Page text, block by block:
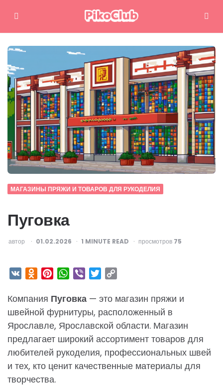
Меню Поиск
МАГАЗИНЫ ПРЯЖИ И ТОВАРОВ ДЛЯ РУКОДЕЛИЯ
Пуговка
ОПУБЛИКОВАНО
автор 01.02.2026 1 MINUTE READ просмотров 75
VK Odnoklassniki
PinterestWhatsApp
Viber Twitter
Компания Пуговка — это магазин пряжи и
швейной фурнитуры, расположенный в
Ярославле, Ярославской области. Магазин
предлагает широкий ассортимент товаров для
любителей рукоделия, профессиональных швей
и тех, кто ценит качественные материалы для
творчества.